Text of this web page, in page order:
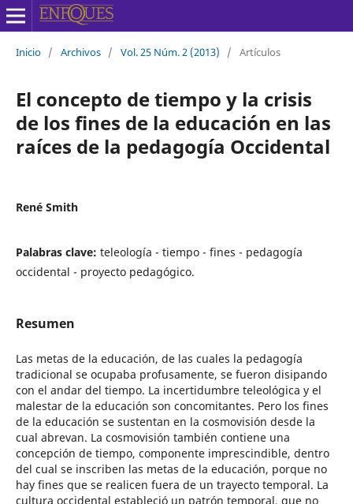
Inicio / Archivos / Vol. 25 Núm. 2 (2013) / Artículos
El concepto de tiempo y la crisis
de los fines de la educación en las
raíces de la pedagogía Occidental
René Smith
Palabras clave: teleología - tiempo - fines - pedagogía
occidental - proyecto pedagógico.
Resumen
Las metas de la educación, de las cuales la pedagogía
tradicional se ocupaba profusamente, se fueron disipando
con el andar del tiempo. La incertidumbre teleológica y el
malestar de la educación son concomitantes. Pero los fines
de la educación se sustentan en la cosmovisión desde la
cual abrevan. La cosmovisión también contiene una
concepción de tiempo, componente imprescindible, dentro
del cual se inscriben las metas de la educación, porque no
hay fines que se realicen fuera de un trayecto temporal. La
cultura occidental estableció un patrón temporal, que no